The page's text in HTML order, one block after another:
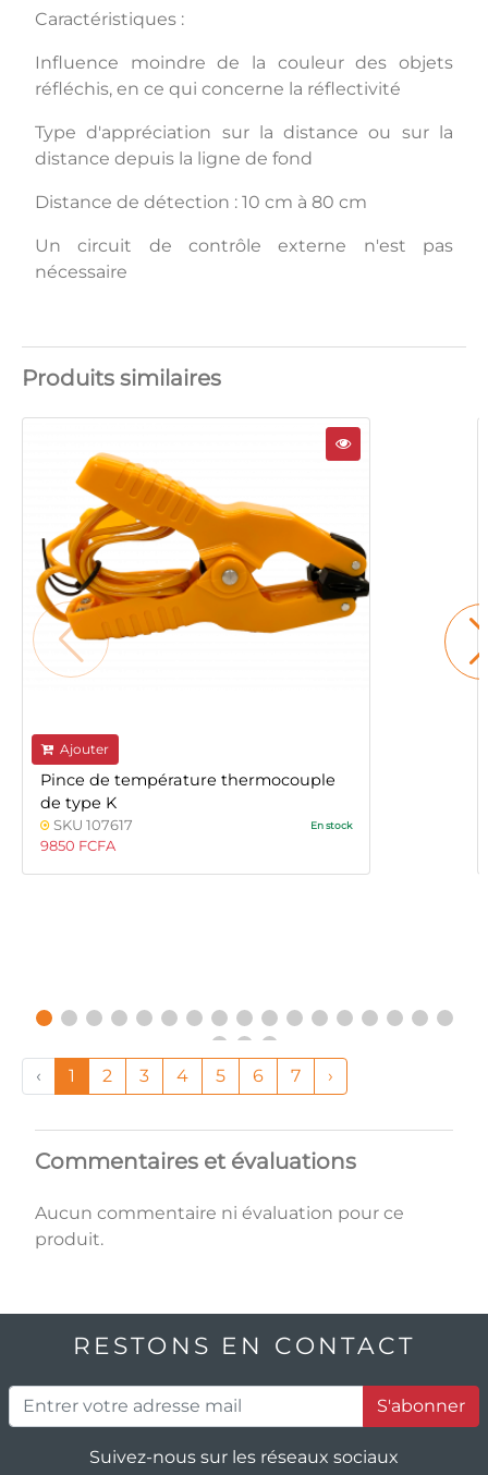
Caractéristiques :
Influence moindre de la couleur des objets
réfléchis, en ce qui concerne la réflectivité
Type d'appréciation sur la distance ou sur la
distance depuis la ligne de fond
Distance de détection : 10 cm à 80 cm
Un circuit de contrôle externe n'est pas
nécessaire
Produits similaires
Ajouter
Pince de température thermocouple
de type K
SKU 107617 En stock
9850 FCFA
‹ 1 2 3 4 5 6 7 ›
Commentaires et évaluations
Aucun commentaire ni évaluation pour ce
produit.
RESTONS EN CONTACT
S'abonner
Suivez-nous sur les réseaux sociaux